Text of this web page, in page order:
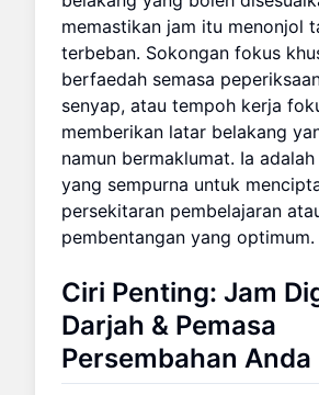
memastikan jam itu menonjol
terbeban. Sokongan fokus
berfaedah semasa
senyap, atau tempoh kerja
memberikan latar belakang
namun bermaklumat. Ia
yang sempurna untuk
persekitaran pembelajaran
pembentangan yang optimum.
Ciri Penting: Jam
Darjah & Pemasa
Persembahan Anda